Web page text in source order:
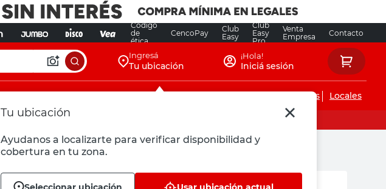
Código
de
ética
CencoPay
Club
Easy
Club
Easy
Pro
Venta
Empresa
Contacto
Ingresá
Tu ubicación
Tu ubicación
Ayudanos a localizarte para verificar disponibilidad y
cobertura en tu zona.
¡Hola!
Iniciá sesión
Servicios de instalaciones Locales
Elkas